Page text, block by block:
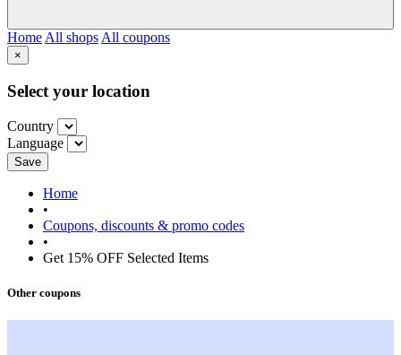
Home All shops All coupons
×
Select your location
Country
Language
Save
Home
•
Coupons, discounts & promo codes
•
Get 15% OFF Selected Items
Other coupons